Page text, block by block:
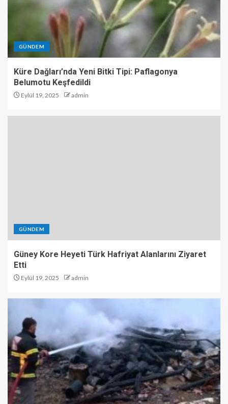
GÜNDEM
Küre Dağları’nda Yeni Bitki Tipi: Paflagonya
Belumotu Keşfedildi
Eylül 19, 2025 admin
GÜNDEM
Güney Kore Heyeti Türk Hafriyat Alanlarını Ziyaret
Etti
Eylül 19, 2025 admin